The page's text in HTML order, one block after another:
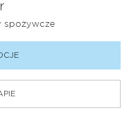
spożywcze